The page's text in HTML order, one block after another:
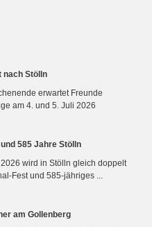
nach Stölln
erwartet Freunde
am 4. und 5. Juli 2026
585 Jahre Stölln
wird in Stölln gleich doppelt
Fest und 585-jähriges ...
am Gollenberg